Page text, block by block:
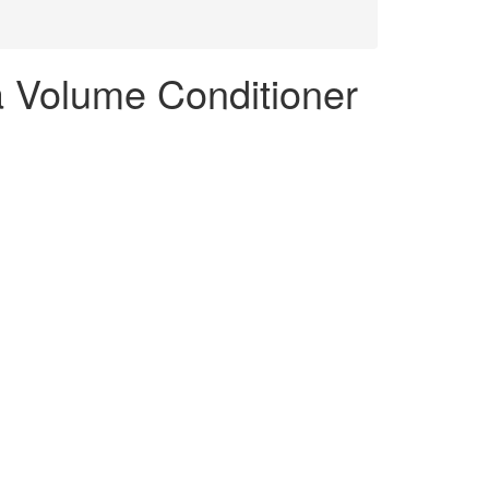
Conditioner